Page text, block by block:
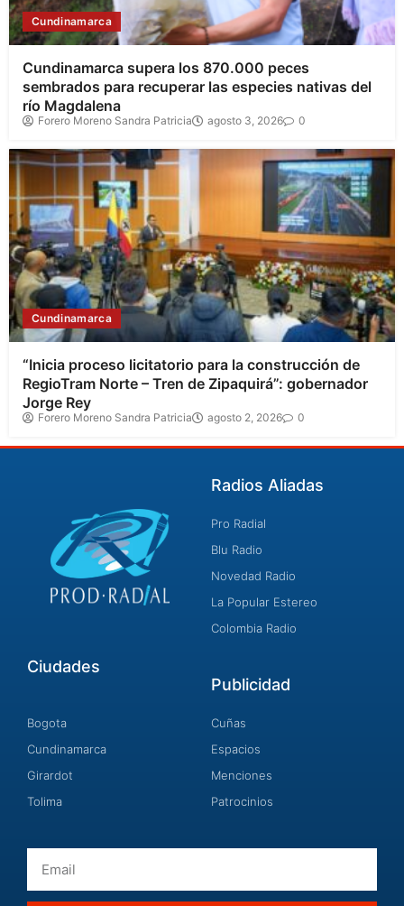
Cundinamarca
Cundinamarca supera los 870.000 peces
sembrados para recuperar las especies nativas del
río Magdalena
Forero Moreno Sandra Patricia agosto 3, 2026 0
Cundinamarca
“Inicia proceso licitatorio para la construcción de
RegioTram Norte – Tren de Zipaquirá”: gobernador
Jorge Rey
Forero Moreno Sandra Patricia agosto 2, 2026 0
Radios Aliadas
Pro Radial
Blu Radio
Novedad Radio
La Popular Estereo
Colombia Radio
Ciudades
Bogota
Cundinamarca
Girardot
Tolima
Publicidad
Cuñas
Espacios
Menciones
Patrocinios